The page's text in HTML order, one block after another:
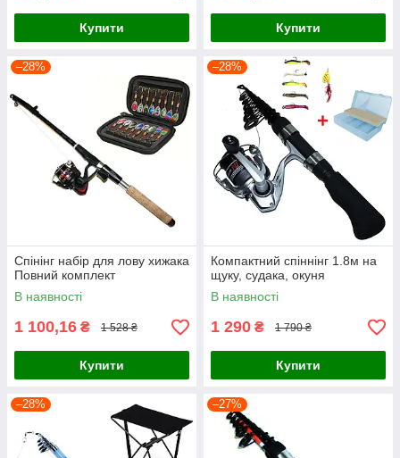
Купити Купити
–28%
Спінінг набір для лову хижака
Повний комплект
В наявності
1 100,16 ₴ 1 528 ₴
Купити
–28%
Компактний спіннінг 1.8м на
щуку, судака, окуня
В наявності
1 290 ₴ 1 790 ₴
Купити
–28% –27%